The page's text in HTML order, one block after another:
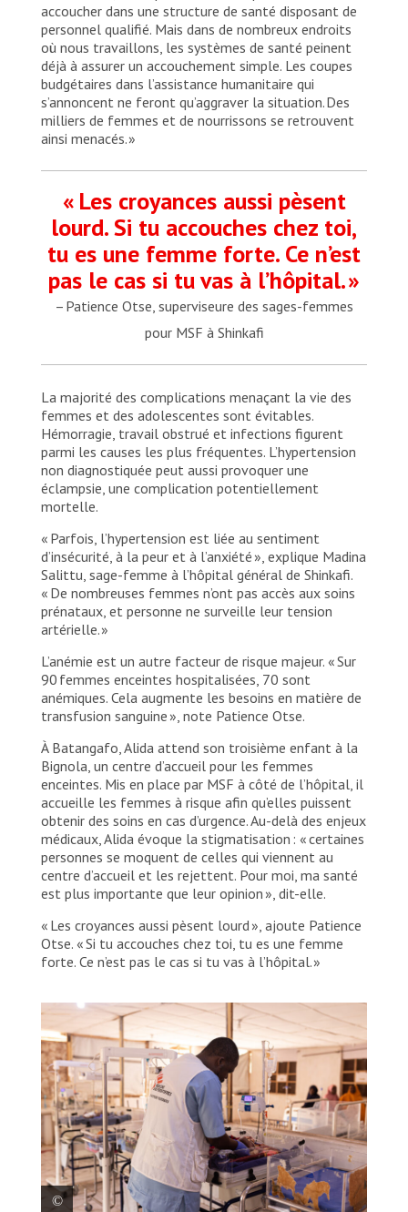
accoucher dans une structure de santé disposant de
personnel qualifié. Mais dans de nombreux endroits
où nous travaillons, les systèmes de santé peinent
déjà à assurer un accouchement simple. Les coupes
budgétaires dans l’assistance humanitaire qui
s’annoncent ne feront qu’aggraver la situation. Des
milliers de femmes et de nourrissons se retrouvent
ainsi menacés. »
« Les croyances aussi pèsent
lourd. Si tu accouches chez toi,
tu es une femme forte. Ce n’est
pas le cas si tu vas à l’hôpital. »
– Patience Otse, superviseure des sages-femmes
pour MSF à Shinkafi
La majorité des complications menaçant la vie des
femmes et des adolescentes sont évitables.
Hémorragie, travail obstrué et infections figurent
parmi les causes les plus fréquentes. L’hypertension
non diagnostiquée peut aussi provoquer une
éclampsie, une complication potentiellement
mortelle.
« Parfois, l’hypertension est liée au sentiment
d’insécurité, à la peur et à l’anxiété », explique Madina
Salittu, sage-femme à l’hôpital général de Shinkafi.
« De nombreuses femmes n’ont pas accès aux soins
prénataux, et personne ne surveille leur tension
artérielle. »
L’anémie est un autre facteur de risque majeur. « Sur
90 femmes enceintes hospitalisées, 70 sont
anémiques. Cela augmente les besoins en matière de
transfusion sanguine », note Patience Otse.
À Batangafo, Alida attend son troisième enfant à la
Bignola, un centre d’accueil pour les femmes
enceintes. Mis en place par MSF à côté de l’hôpital, il
accueille les femmes à risque afin qu’elles puissent
obtenir des soins en cas d’urgence. Au-delà des enjeux
médicaux, Alida évoque la stigmatisation : « certaines
personnes se moquent de celles qui viennent au
centre d’accueil et les rejettent. Pour moi, ma santé
est plus importante que leur opinion », dit-elle.
« Les croyances aussi pèsent lourd », ajoute Patience
Otse. « Si tu accouches chez toi, tu es une femme
forte. Ce n’est pas le cas si tu vas à l’hôpital. »